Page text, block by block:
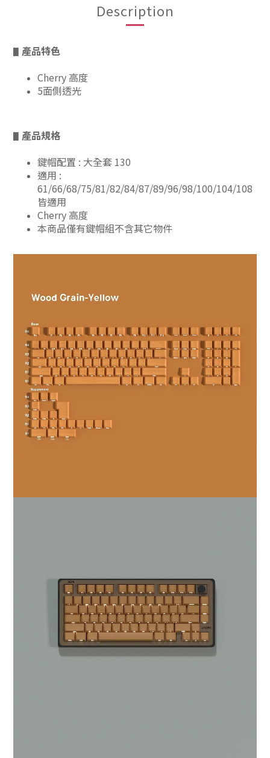
Description
▋ 產品特色
Cherry 高度
5面側透光
▋ 產品規格
鍵帽配置 : 大全套 130
適用 :
61/66/68/75/81/82/84/87/89/96/98/100/104/108
皆適用
Cherry 高度
本商品僅有鍵帽組不含其它物件